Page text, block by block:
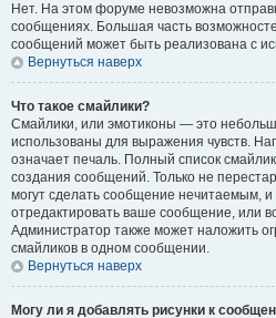
Нет. На этом форуме невозможна
сообщениях. Большая часть
сообщений может быть реализована с
Вернуться наверх
Что такое смайлики?
Смайлики, или эмотиконы — это
использованы для выражения чувств.
означает печаль. Полный список
создания сообщений. Только не
могут сделать сообщение нечитаемым,
отредактировать ваше сообщение, или
Администратор также может наложить
смайликов в одном сообщении.
Вернуться наверх
Могу ли я добавлять рисунки к